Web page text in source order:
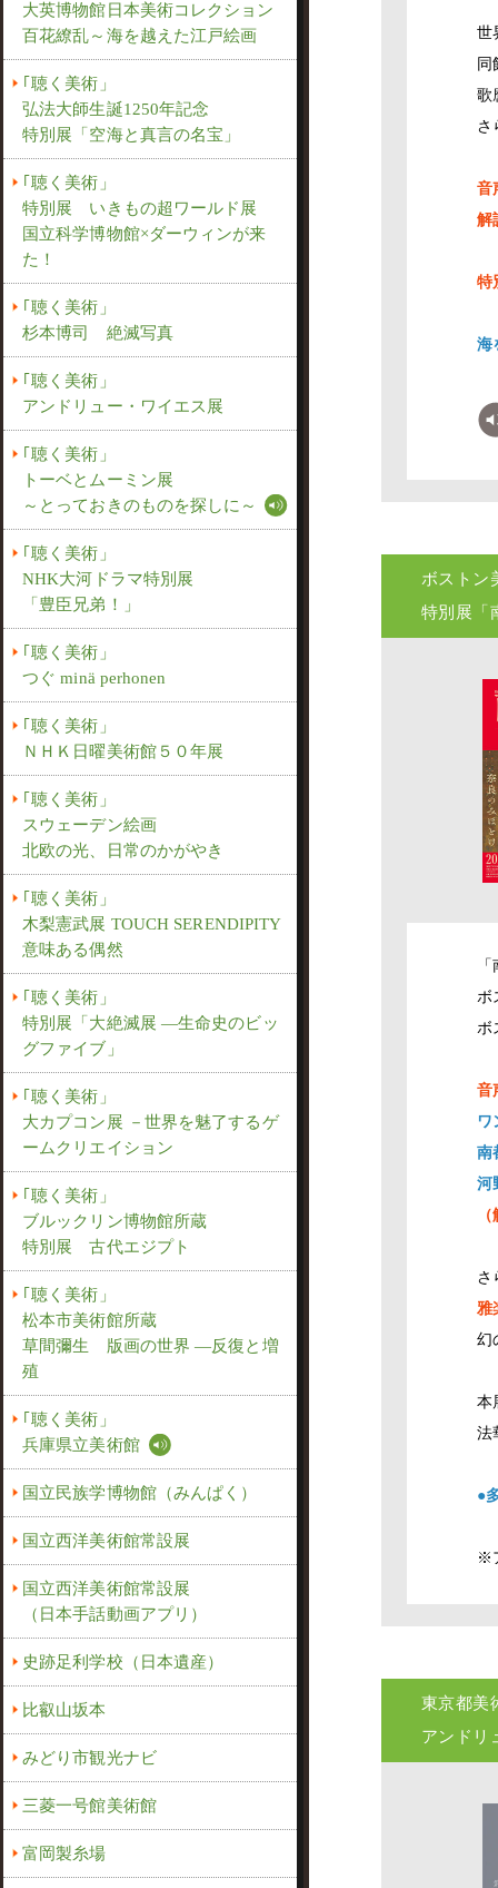
大英博物館日本美術コレクション
百花繚乱～海を越えた江戸絵画
｢聴く美術」
弘法大師生誕1250年記念
特別展「空海と真言の名宝」
｢聴く美術」
特別展 いきもの超ワールド展
国立科学博物館×ダーウィンが来
た！
｢聴く美術」
杉本博司 絶滅写真
｢聴く美術」
アンドリュー・ワイエス展
｢聴く美術」
トーベとムーミン展
～とっておきのものを探しに～
｢聴く美術」
NHK大河ドラマ特別展
「豊臣兄弟！」
｢聴く美術」
つぐ minä perhonen
｢聴く美術」
ＮＨＫ日曜美術館５０年展
｢聴く美術」
スウェーデン絵画
北欧の光、日常のかがやき
｢聴く美術」
木梨憲武展 TOUCH SERENDIPITY
意味ある偶然
｢聴く美術」
特別展「大絶滅展 ―生命史のビッ
グファイブ」
｢聴く美術」
大カプコン展 －世界を魅了するゲ
ームクリエイション
｢聴く美術」
ブルックリン博物館所蔵
特別展 古代エジプト
｢聴く美術」
松本市美術館所蔵
草間彌生 版画の世界 ―反復と増
殖
｢聴く美術」
兵庫県立美術館
国立民族学博物館（みんぱく）
国立西洋美術館常設展
国立西洋美術館常設展
（日本手話動画アプリ）
史跡足利学校（日本遺産）
比叡山坂本
みどり市観光ナビ
三菱一号館美術館
富岡製糸場
世
歌
さ
音
解
特
海
ボストン
特別展「
ボ
ボ
音
ワ
南
河
さ
雅
幻
本
法
●
※
東京都美
アンドリ